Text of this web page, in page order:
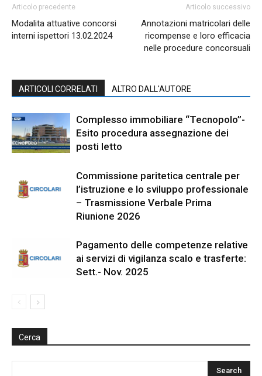
Articolo precedente
Modalita attuative concorsi
interni ispettori 13.02.2024
Articolo successivo
Annotazioni matricolari delle
ricompense e loro efficacia
nelle procedure concorsuali
ARTICOLI CORRELATI ALTRO DALL'AUTORE
Complesso immobiliare “Tecnopolo”-
Esito procedura assegnazione dei
posti letto
Commissione paritetica centrale per
l’istruzione e lo sviluppo professionale
– Trasmissione Verbale Prima
Riunione 2026
Pagamento delle competenze relative
ai servizi di vigilanza scalo e trasferte:
Sett.- Nov. 2025
Cerca